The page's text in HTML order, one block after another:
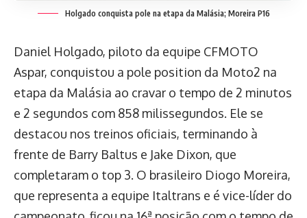
Holgado conquista pole na etapa da Malásia; Moreira P16
Daniel Holgado, piloto da equipe CFMOTO
Aspar, conquistou a pole position da Moto2 na
etapa da Malásia ao cravar o tempo de 2 minutos
e 2 segundos com 858 milissegundos. Ele se
destacou nos treinos oficiais, terminando à
frente de Barry Baltus e Jake Dixon, que
completaram o top 3. O brasileiro Diogo Moreira,
que representa a equipe Italtrans e é vice-líder do